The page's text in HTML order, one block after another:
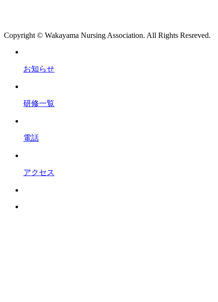
Copyright © Wakayama Nursing Association. All Rights Resreved.
お知らせ
研修一覧
電話
アクセス